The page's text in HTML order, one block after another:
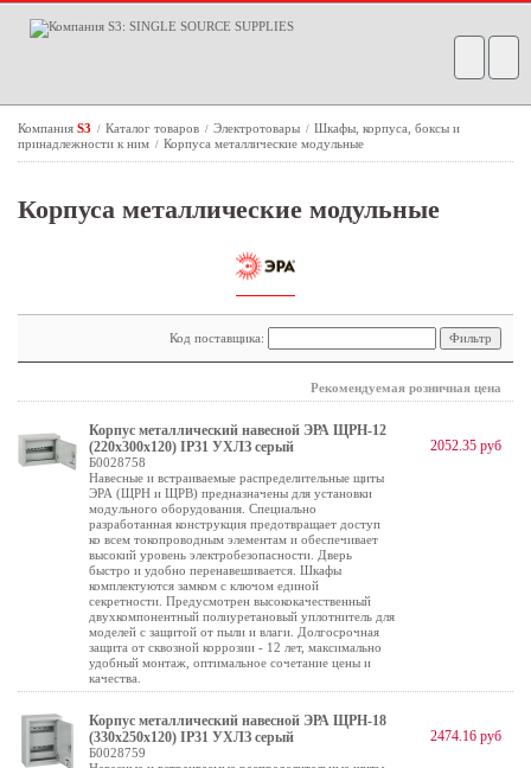
Компания S3 / Каталог товаров / Электротовары / Шкафы, корпуса, боксы и
принадлежности к ним / Корпуса металлические модульные
Корпуса металлические модульные
Код поставщика:
Рекомендуемая розничная цена
Корпус металлический навесной ЭРА ЩРН-12
(220х300х120) IP31 УХЛЗ серый
Б0028758
Навесные и встраиваемые распределительные щиты
ЭРА (ЩРН и ЩРВ) предназначены для установки
модульного оборудования. Специально
разработанная конструкция предотвращает доступ
ко всем токопроводным элементам и обеспечивает
высокий уровень электробезопасности. Дверь
быстро и удобно перенавешивается. Шкафы
комплектуются замком с ключом единой
секретности. Предусмотрен высококачественный
двухкомпонентный полиуретановый уплотнитель для
моделей с защитой от пыли и влаги. Долгосрочная
защита от сквозной коррозии - 12 лет, максимально
удобный монтаж, оптимальное сочетание цены и
качества.
2052.35 руб
Корпус металлический навесной ЭРА ЩРН-18
(330х250х120) IP31 УХЛЗ серый
Б0028759
2474.16 руб